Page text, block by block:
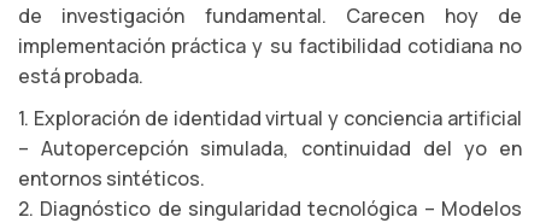
de investigación fundamental. Carecen hoy de
implementación práctica y su factibilidad cotidiana no
está probada.
1. Exploración de identidad virtual y conciencia artificial
– Autopercepción simulada, continuidad del yo en
entornos sintéticos.
2. Diagnóstico de singularidad tecnológica – Modelos